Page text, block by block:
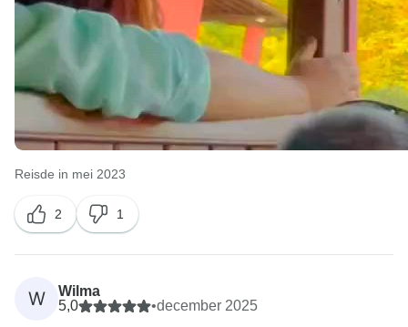
Reisde in mei 2023
2 1
W
Wilma
5,0
•december 2025